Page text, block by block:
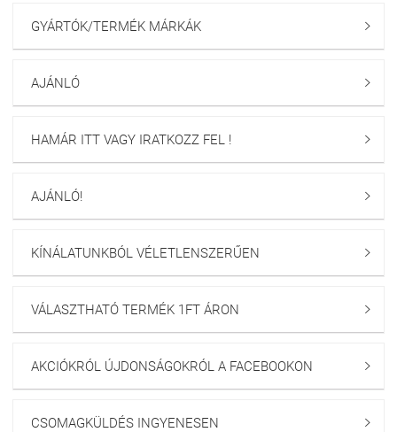
GYÁRTÓK/TERMÉK MÁRKÁK 
AJÁNLÓ 
HAMÁR ITT VAGY IRATKOZZ FEL ! 
AJÁNLÓ! 
KÍNÁLATUNKBÓL VÉLETLENSZERŰEN 
VÁLASZTHATÓ TERMÉK 1FT ÁRON 
AKCIÓKRÓL ÚJDONSÁGOKRÓL A FACEBOOKON 
CSOMAGKÜLDÉS INGYENESEN 